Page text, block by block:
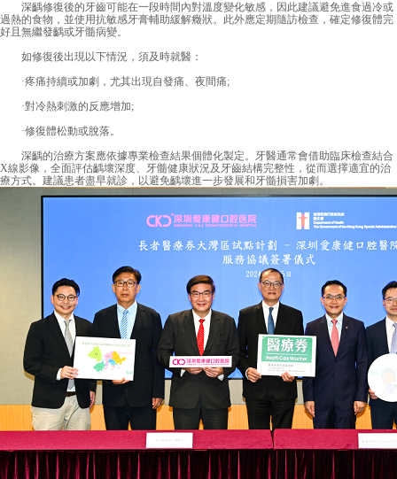
深齲修復後的牙齒可能在一段時間內對溫度變化敏感，因此建議避免進食過冷或
過熱的食物，並使用抗敏感牙膏輔助緩解癥狀。此外應定期隨訪檢查，確定修復體完
好且無繼發齲或牙髓病變。
如修復後出現以下情況，須及時就醫：
·疼痛持續或加劇，尤其出現自發痛、夜間痛;
·對冷熱刺激的反應增加;
·修復體松動或脫落。
深齲的治療方案應依據專業檢查結果個體化製定。牙醫通常會借助臨床檢查結合
X線影像，全面評估齲壞深度、牙髓健康狀況及牙齒結構完整性，從而選擇適宜的治
療方式。建議患者盡早就診，以避免齲壞進一步發展和牙髓損害加劇。